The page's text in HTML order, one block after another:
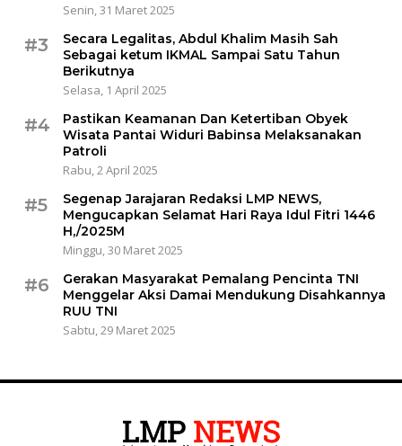
Senin, 31 Maret 2025
#3
Secara Legalitas, Abdul Khalim Masih Sah
Sebagai ketum IKMAL Sampai Satu Tahun
Berikutnya
Selasa, 1 April 2025
#4
Pastikan Keamanan Dan Ketertiban Obyek
Wisata Pantai Widuri Babinsa Melaksanakan
Patroli
Rabu, 2 April 2025
#5
Segenap Jarajaran Redaksi LMP NEWS,
Mengucapkan Selamat Hari Raya Idul Fitri 1446
H,/2025M
Minggu, 30 Maret 2025
#6
Gerakan Masyarakat Pemalang Pencinta TNI
Menggelar Aksi Damai Mendukung Disahkannya
RUU TNI
Sabtu, 29 Maret 2025